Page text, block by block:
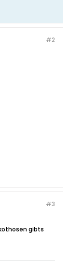
#2
#3
gibts